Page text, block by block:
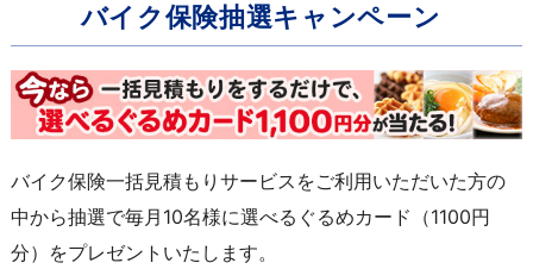
バイク保険抽選キャンペーン
バイク保険一括見積もりサービスをご利用いただいた方の
中から抽選で毎月10名様に選べるぐるめカード（1100円
分）をプレゼントいたします。